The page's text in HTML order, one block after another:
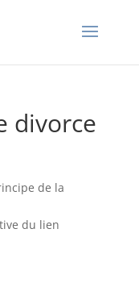
divorce
de la
du lien